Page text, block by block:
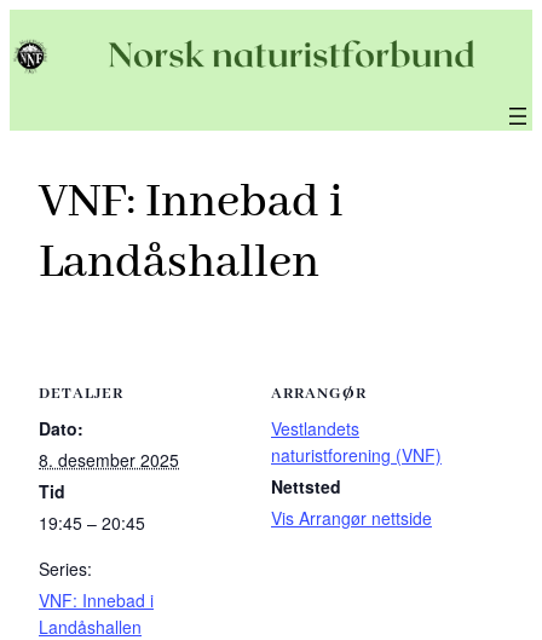
til
VNF: Innebad i
Landåshallen
DETALJER
Dato:
8. desember 2025
Tid
19:45 – 20:45
Series:
VNF: Innebad i
Landåshallen
ARRANGØR
Vestlandets
naturistforening (VNF)
Nettsted
Vis Arrangør nettside